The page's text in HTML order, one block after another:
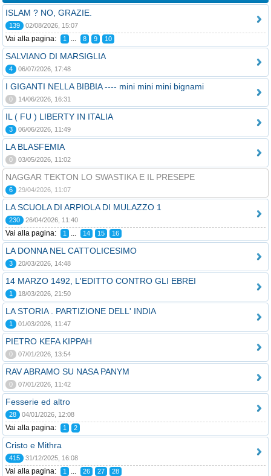
ISLAM ? NO, GRAZIE.
139 02/08/2026, 15:07
Vai alla pagina: 1 ... 8 9 10
SALVIANO DI MARSIGLIA
4 06/07/2026, 17:48
I GIGANTI NELLA BIBBIA ---- mini mini mini bignami
0 14/06/2026, 16:31
IL ( FU ) LIBERTY IN ITALIA
3 06/06/2026, 11:49
LA BLASFEMIA
0 03/05/2026, 11:02
NAGGAR TEKTON LO SWASTIKA E IL PRESEPE
6 29/04/2026, 11:07
LA SCUOLA DI ARPIOLA DI MULAZZO 1
230 26/04/2026, 11:40
Vai alla pagina: 1 ... 14 15 16
LA DONNA NEL CATTOLICESIMO
3 20/03/2026, 14:48
14 MARZO 1492, L'EDITTO CONTRO GLI EBREI
1 18/03/2026, 21:50
LA STORIA . PARTIZIONE DELL' INDIA
1 01/03/2026, 11:47
PIETRO KEFA KIPPAH
0 07/01/2026, 13:54
RAV ABRAMO SU NASA PANYM
0 07/01/2026, 11:42
Fesserie ed altro
28 04/01/2026, 12:08
Vai alla pagina: 1 2
Cristo e Mithra
415 31/12/2025, 16:08
Vai alla pagina: 1 ... 26 27 28